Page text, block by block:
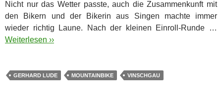
Nicht nur das Wetter passte, auch die Zusammenkunft mit
den Bikern und der Bikerin aus Singen machte immer
wieder richtig Laune. Nach der kleinen Einroll-Runde …
Weiterlesen ››
GERHARD LUDE MOUNTAINBIKE VINSCHGAU